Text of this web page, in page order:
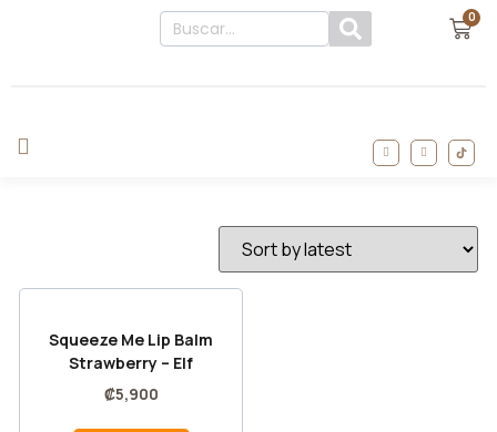
0
Squeeze Me Lip Balm
Strawberry – Elf
₡5,900